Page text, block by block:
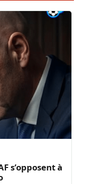
s’opposent à